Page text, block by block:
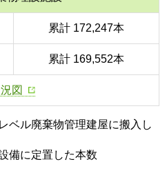
累計 172,247本
累計 169,552本
図
ベル廃棄物管理建屋に搬入し
備に定置した本数